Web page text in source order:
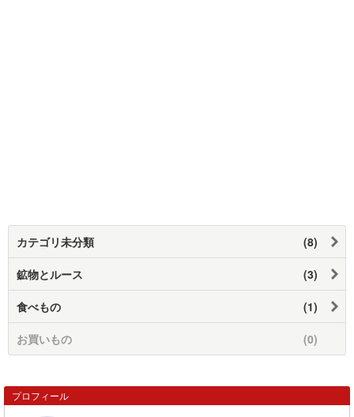
カテゴリ未分類 (8)
鉱物とルース (3)
食べもの (1)
お買いもの (0)
プロフィール